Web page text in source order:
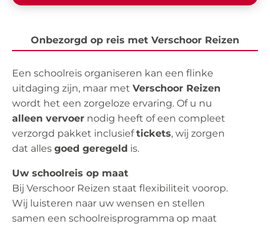
Onbezorgd op reis met Verschoor Reizen
Een schoolreis organiseren kan een flinke
uitdaging zijn, maar metVerschoor Reizen
wordt het een zorgeloze ervaring. Of u nu
alleen vervoer nodig heeft of een compleet
verzorgd pakket inclusieftickets, wij zorgen
dat allesgoed geregeld is.
Uw schoolreis op maat
Bij Verschoor Reizen staat flexibiliteit voorop.
Wij luisteren naar uw wensen en stellen
samen een schoolreisprogramma op maat